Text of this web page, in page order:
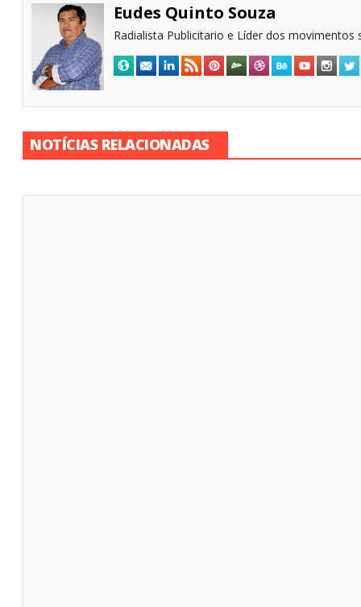
Eudes Quinto Souza
Radialista Publicitario e Líder dos movimentos
NOTÍCIAS RELACIONADAS